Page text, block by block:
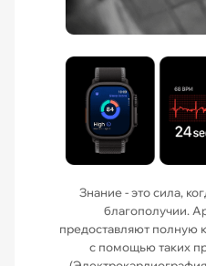
Знание - это сила,
благополучии.
предоставляют полную
с помощью таких